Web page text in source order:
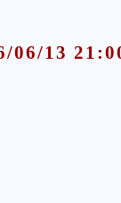
06/13